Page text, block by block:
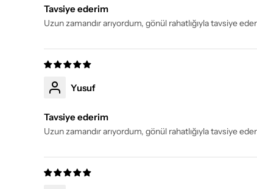
Tavsiye ederim
Uzun zamandır arıyordum, gönül rahatlığıyla tavsiye
Yusuf
Tavsiye ederim
Uzun zamandır arıyordum, gönül rahatlığıyla tavsiye